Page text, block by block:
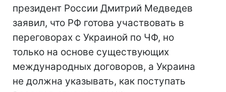
президент России Дмитрий Медведев
заявил, что РФ готова участвовать в
переговорах с Украиной по ЧФ, но
только на основе существующих
международных договоров, а Украина
не должна указывать, как поступать